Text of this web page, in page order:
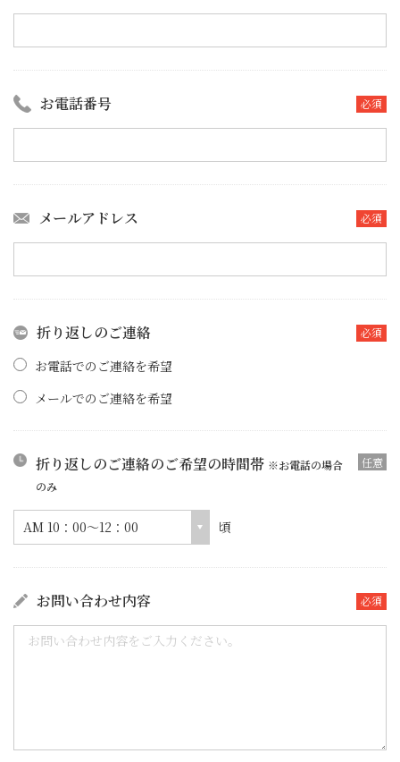
お電話番号 必須
メールアドレス 必須
折り返しのご連絡 必須
お電話でのご連絡を希望
メールでのご連絡を希望
折り返しのご連絡のご希望の時間帯 ※お電話の場合
のみ
任意
AM 10：00～12：00 頃
お問い合わせ内容 必須